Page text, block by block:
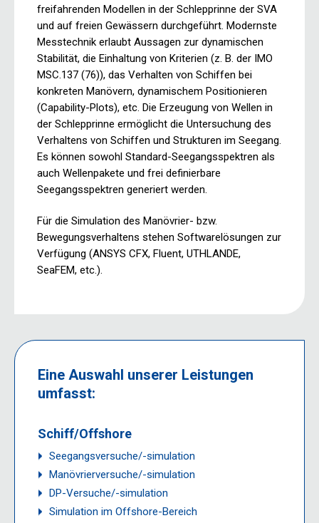
freifahrenden Modellen in der Schlepprinne der SVA
und auf freien Gewässern durchgeführt. Modernste
Messtechnik erlaubt Aussagen zur dynamischen
Stabilität, die Einhaltung von Kriterien (z. B. der IMO
MSC.137 (76)), das Verhalten von Schiffen bei
konkreten Manövern, dynamischem Positionieren
(Capability-Plots), etc. Die Erzeugung von Wellen in
der Schlepprinne ermöglicht die Untersuchung des
Verhaltens von Schiffen und Strukturen im Seegang.
Es können sowohl Standard-Seegangsspektren als
auch Wellenpakete und frei definierbare
Seegangsspektren generiert werden.
Für die Simulation des Manövrier- bzw.
Bewegungsverhaltens stehen Softwarelösungen zur
Verfügung (ANSYS CFX, Fluent, UTHLANDE,
SeaFEM, etc.).
Eine Auswahl unserer Leistungen
umfasst:
Schiff/Offshore
Seegangsversuche/-simulation
Manövrierversuche/-simulation
DP-Versuche/-simulation
Simulation im Offshore-Bereich